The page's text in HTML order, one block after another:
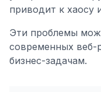
приводит к хаосу
Эти проблемы
современных веб-
бизнес-задачам.